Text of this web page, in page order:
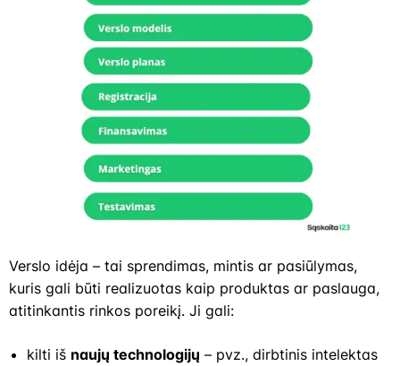
Verslo idėja – tai sprendimas, mintis ar pasiūlymas,
kuris gali būti realizuotas kaip produktas ar paslauga,
atitinkantis rinkos poreikį. Ji gali:
kilti iš naujų technologijų – pvz., dirbtinis intelektas